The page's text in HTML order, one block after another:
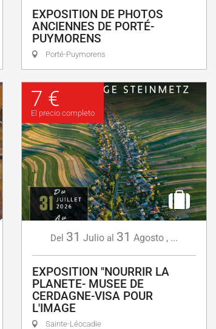
EXPOSITION DE PHOTOS
ANCIENNES DE PORTÉ-
PUYMORENS
Porté-Puymorens
7 €
El precio completo
Del 31 Julio al 31 Agosto , ...
EXPOSITION "NOURRIR LA
PLANETE- MUSEE DE
CERDAGNE-VISA POUR
L'IMAGE
Sainte-Léocadie